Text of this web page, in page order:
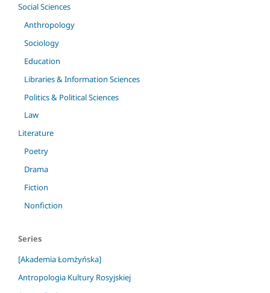
Social Sciences
Anthropology
Sociology
Education
Libraries & Information Sciences
Politics & Political Sciences
Law
Literature
Poetry
Drama
Fiction
Nonfiction
Series
[Akademia Łomżyńska]
Antropologia Kultury Rosyjskiej